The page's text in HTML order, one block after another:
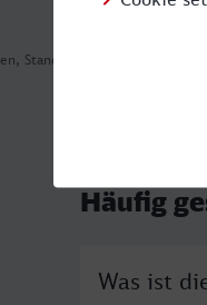
Stand: 2026-08-04 12:37
Häufig
Was ist